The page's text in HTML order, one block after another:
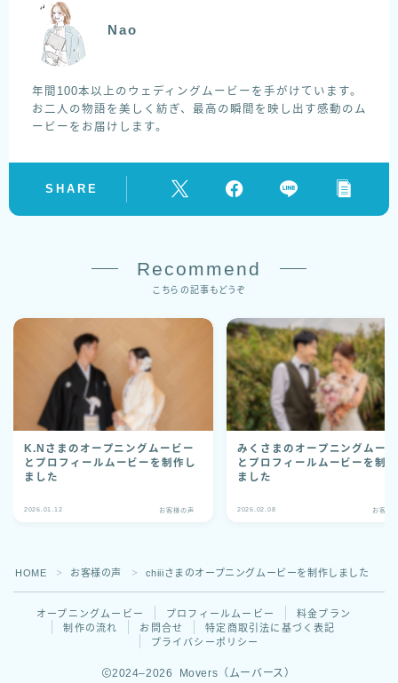
Nao
年間100本以上のウェディングムービーを手がけています。
お二人の物語を美しく紡ぎ、最高の瞬間を映し出す感動のム
ービーをお届けします。
SHARE
Recommend
こちらの記事もどうぞ
K.Nさまのオープニングムービー
とプロフィールムービーを制作し
ました
2026.01.12 お客様の声
みくさまのオープニングムー
とプロフィールムービーを制
ました
2026.02.08 お客様
HOME ＞ お客様の声 ＞ chiiiさまのオープニングムービーを制作しました
オープニングムービー プロフィールムービー
料金プラン
制作の流れ
お問合せ
特定商取引法に基づく表記
プライバシーポリシー
2024–2026 Movers（ムーバース）